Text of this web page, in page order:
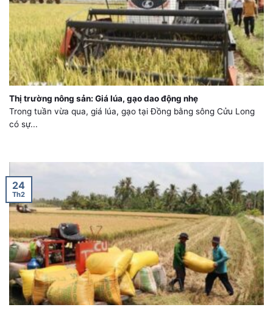
Thị trường nông sản: Giá lúa, gạo dao động nhẹ
Trong tuần vừa qua, giá lúa, gạo tại Đồng bằng sông Cửu Long
có sự...
24
Th2